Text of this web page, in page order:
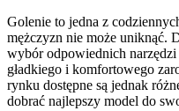
Golenie to jedna z
mężczyzn nie może uniknąć.
wybór odpowiednich
gładkiego i komfortowego
rynku dostępne są jednak
dobrać najlepszy model do